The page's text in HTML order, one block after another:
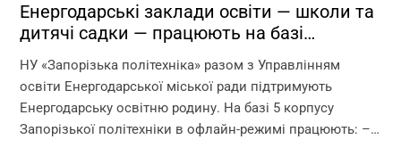
Енергодарські заклади освіти — школи та
дитячі садки — працюють на базі
Запорізької політехніки!
НУ «Запорізька політехніка» разом з Управлінням
освіти Енергодарської міської ради підтримують
Енергодарську освітню родину. На базі 5 корпусу
Запорізької політехніки в офлайн-режимі працюють: –